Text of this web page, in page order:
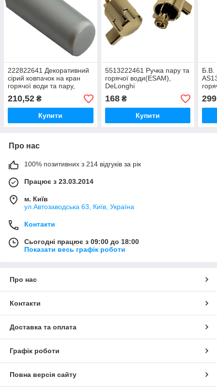
222822641 Декоративний
сірий ковпачок на кран
горячої води та пару,
Incanto Classic
210,52 ₴
Купити
5513222461 Ручка пару та
горячої води(ESAM),
DeLonghi
168₴
Купити
Б.В.
20/
Про нас
100% позитивних з 214 відгуків за рік
Працює з 23.03.2014
м. Київ
ул.Автозаводська 63, Київ, Україна
Контакти
Сьогодні працює з 09:00 до 18:00
Показати весь графік роботи
Про нас
Контакти
Доставка та оплата
Графік роботи
Повна версія сайту